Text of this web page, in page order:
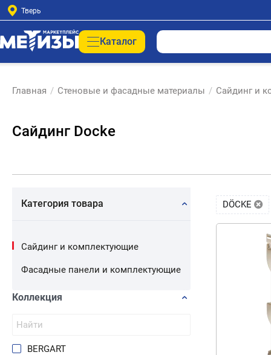
Тверь
Каталог
Главная / Стеновые и фасадные материалы / Сайдинг и
Сайдинг Docke
Категория товара
Сайдинг и комплектующие
Фасадные панели и комплектующие
Коллекция
BERGART
DÖCKE